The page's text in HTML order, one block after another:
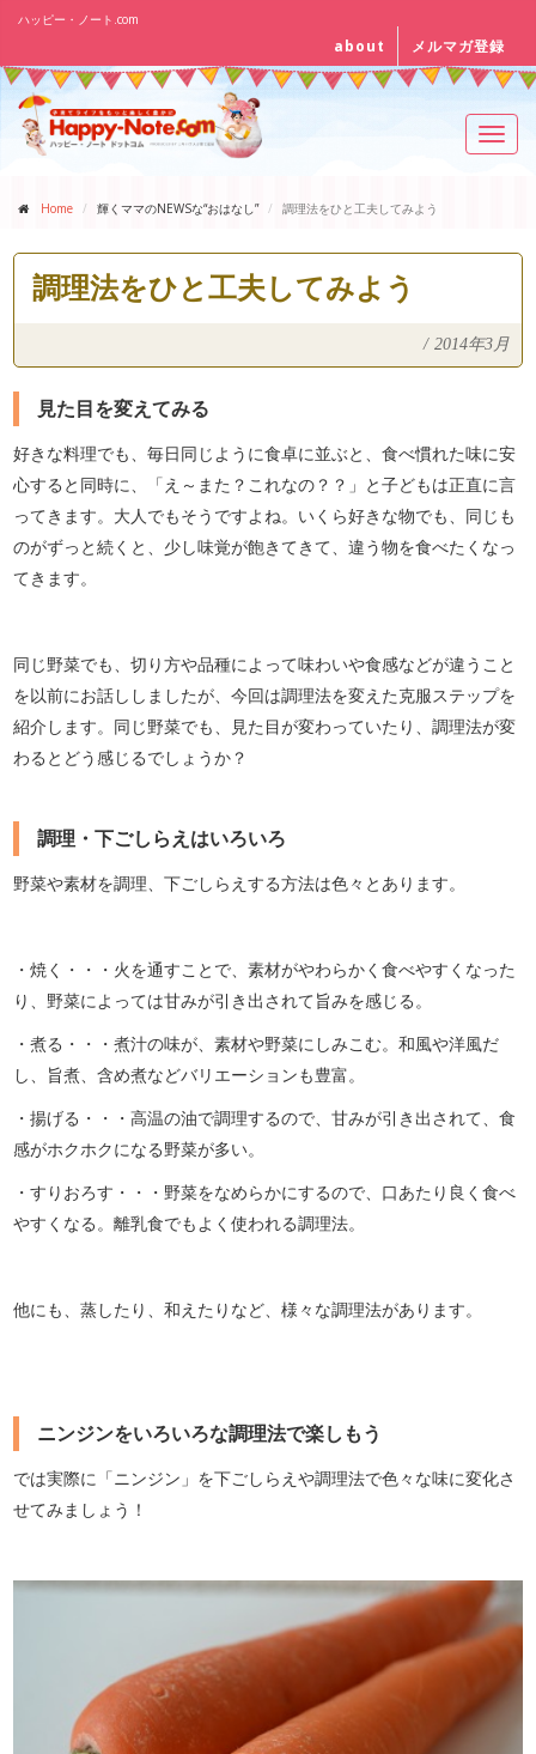
ハッピー・ノート.com
about メルマガ登録
Home 輝くママのNEWSな“おはなし” 調理法をひと工夫してみよう
調理法をひと工夫してみよう
/ 2014年3月
見た目を変えてみる
好きな料理でも、毎日同じように食卓に並ぶと、食べ慣れた味に安
心すると同時に、「え～また？これなの？？」と子どもは正直に言
ってきます。大人でもそうですよね。いくら好きな物でも、同じも
のがずっと続くと、少し味覚が飽きてきて、違う物を食べたくなっ
てきます。
同じ野菜でも、切り方や品種によって味わいや食感などが違うこと
を以前にお話ししましたが、今回は調理法を変えた克服ステップを
紹介します。同じ野菜でも、見た目が変わっていたり、調理法が変
わるとどう感じるでしょうか？
調理・下ごしらえはいろいろ
野菜や素材を調理、下ごしらえする方法は色々とあります。
・焼く・・・火を通すことで、素材がやわらかく食べやすくなった
り、野菜によっては甘みが引き出されて旨みを感じる。
・煮る・・・煮汁の味が、素材や野菜にしみこむ。和風や洋風だ
し、旨煮、含め煮などバリエーションも豊富。
・揚げる・・・高温の油で調理するので、甘みが引き出されて、食
感がホクホクになる野菜が多い。
・すりおろす・・・野菜をなめらかにするので、口あたり良く食べ
やすくなる。離乳食でもよく使われる調理法。
他にも、蒸したり、和えたりなど、様々な調理法があります。
ニンジンをいろいろな調理法で楽しもう
では実際に「ニンジン」を下ごしらえや調理法で色々な味に変化さ
せてみましょう！